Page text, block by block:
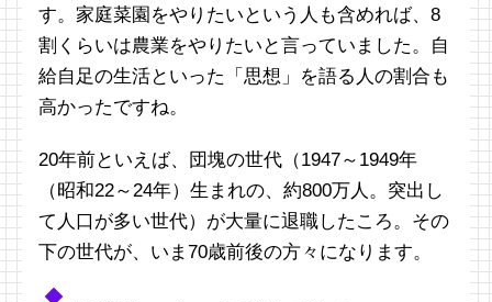
す。家庭菜園をやりたいという人も含めれば、8
割くらいは農業をやりたいと言っていました。自
給自足の生活といった「思想」を語る人の割合も
高かったですね。
20年前といえば、団塊の世代（1947～1949年
（昭和22～24年）生まれの、約800万人。突出し
て人口が多い世代）が大量に退職したころ。その
下の世代が、いま70歳前後の方々になります。